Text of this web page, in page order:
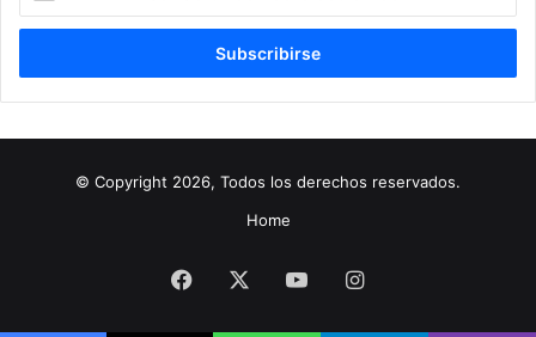
correo
© Copyright 2026, Todos los derechos reservados.
Home
Facebook YouTubeInstagram